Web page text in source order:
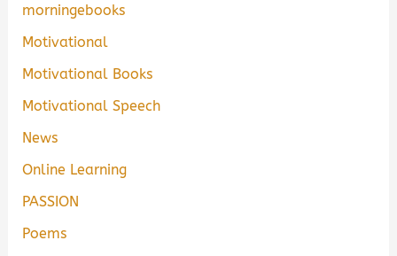
morningebooks
Motivational
Motivational Books
Motivational Speech
News
Online Learning
PASSION
Poems